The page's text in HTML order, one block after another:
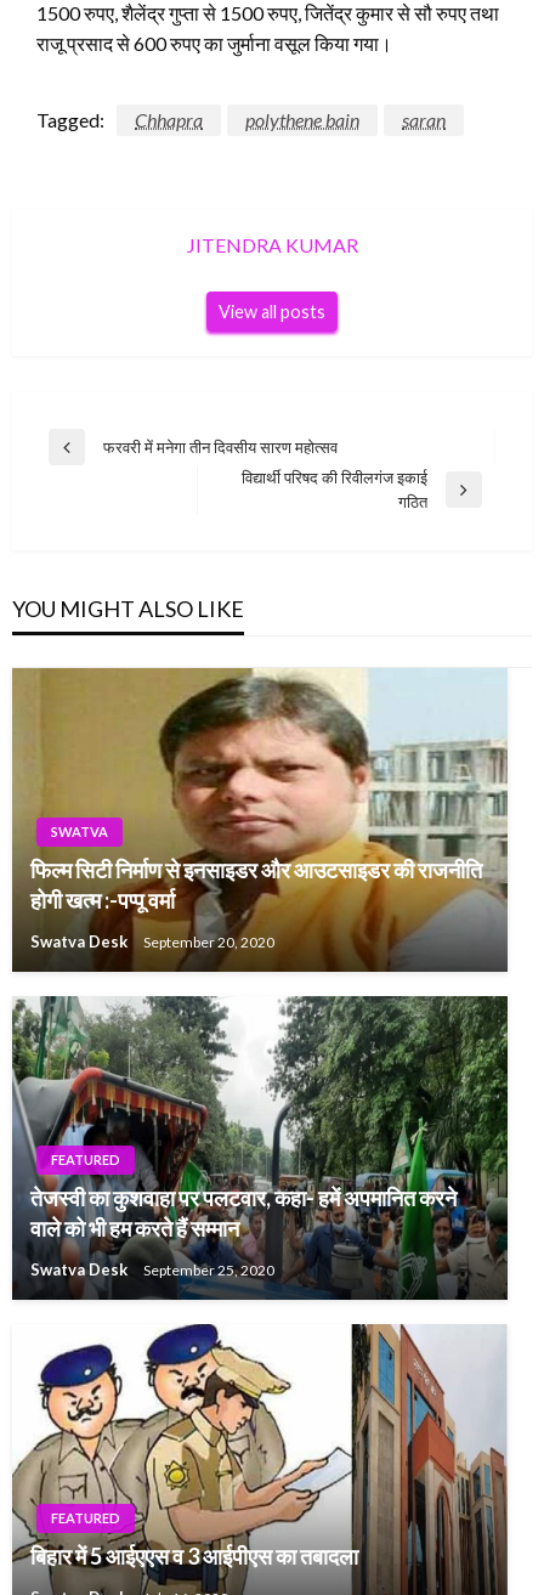
1500 रुपए, शैलेंद्र गुप्ता से 1500 रुपए, जितेंद्र कुमार से सौ रुपए तथा
राजू प्रसाद से 600 रुपए का जुर्माना वसूल किया गया।
Tagged: Chhapra polythene bain saran
JITENDRA KUMAR
View all posts
Post
Previous
फरवरी में मनेगा तीन दिवसीय सारण महोत्सव
विद्यार्थी परिषद की रिवीलगंज इकाई
गठित
YOU MIGHT ALSO LIKE
SWATVA
फिल्म सिटी निर्माण से इनसाइडर और आउटसाइडर की राजनीति
होगी खत्म :-पप्पू वर्मा
Swatva Desk September 20, 2020
FEATURED
तेजस्वी का कुशवाहा पर पलटवार, कहा- हमें अपमानित करने
वाले को भी हम करते हैं सम्मान
Swatva Desk September 25, 2020
FEATURED
बिहार में 5 आईएएस व 3 आईपीएस का तबादला